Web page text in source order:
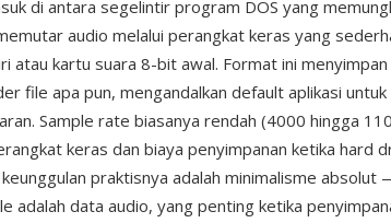
di antara segelintir program DOS yang
audio melalui perangkat keras yang
atau kartu suara 8-bit awal. Format ini
file apa pun, mengandalkan default aplikasi untuk
Sample rate biasanya rendah (4000 hingga
keras dan biaya penyimpanan ketika hard
praktisnya adalah minimalisme absolut
adalah data audio, yang penting ketika